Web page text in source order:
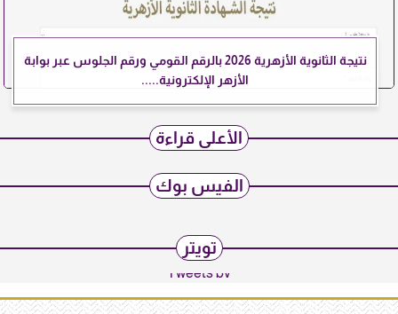
نتيجة الثانوية الأزهرية 2026 بالرقم القومي ورقم الجلوس عبر بوابة
الأزهر الإلكترونية.....
الأعلى قراءة
الفيس بوك
تويتر
Tweets by